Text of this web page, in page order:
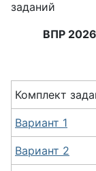
заданий
ВПР 2026
Комплект
Вариант 1
Вариант 2